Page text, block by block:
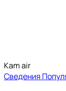
Kam air
Сведения